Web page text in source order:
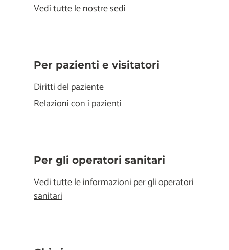
Vedi tutte le nostre sedi
Per pazienti e visitatori
Diritti del paziente
Relazioni con i pazienti
Per gli operatori sanitari
Vedi tutte le informazioni per gli operatori
sanitari